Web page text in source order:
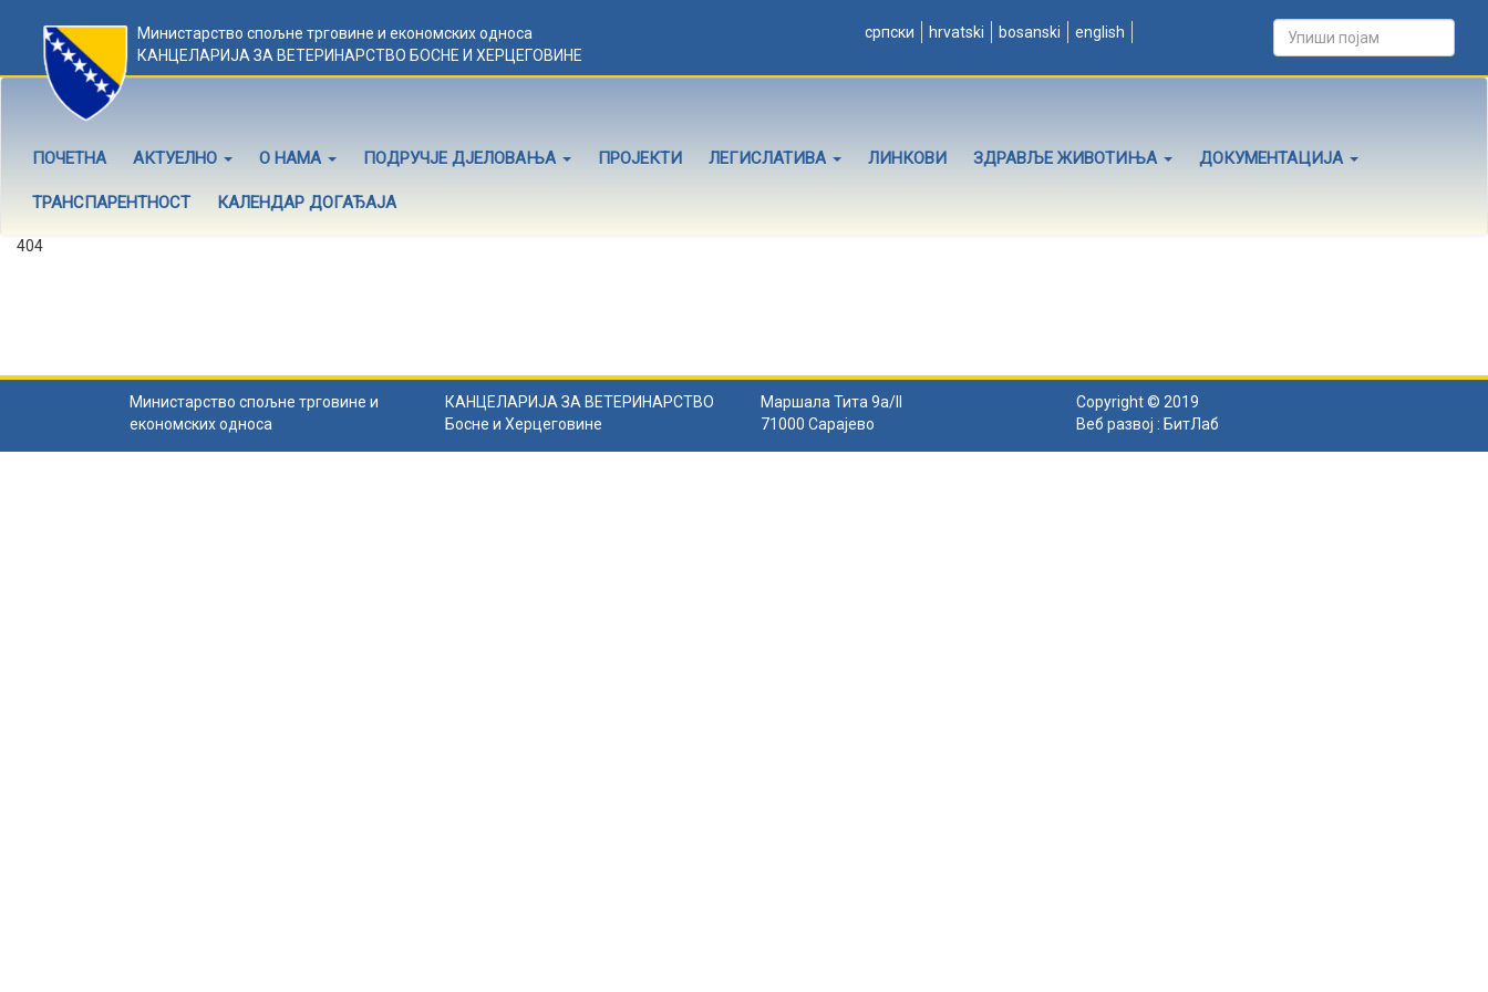
Министарство спољне трговине и економских односа
КАНЦЕЛАРИЈА ЗА ВЕТЕРИНАРСТВО БОСНЕ И ХЕРЦЕГОВИНЕ
српски hrvatski bosanski english
ПОЧЕТНА АКТУЕЛНО О НАМА ПОДРУЧЈЕ ДЈЕЛОВАЊА ПРОЈЕКТИ ЛЕГИСЛАТИВА ЛИНКОВИ ЗДРАВЉЕ ЖИВОТИЊА ДОКУМЕНТАЦИЈА
ТРАНСПАРЕНТНОСТ КАЛЕНДАР ДОГАЂАЈА
404
Министарство спољне трговине и
економских односа
КАНЦЕЛАРИЈА ЗА ВЕТЕРИНАРСТВО
Босне и Херцеговине
Маршала Тита 9а/II
71000 Сарајево
Copyright © 2019
Веб развој : БитЛаб